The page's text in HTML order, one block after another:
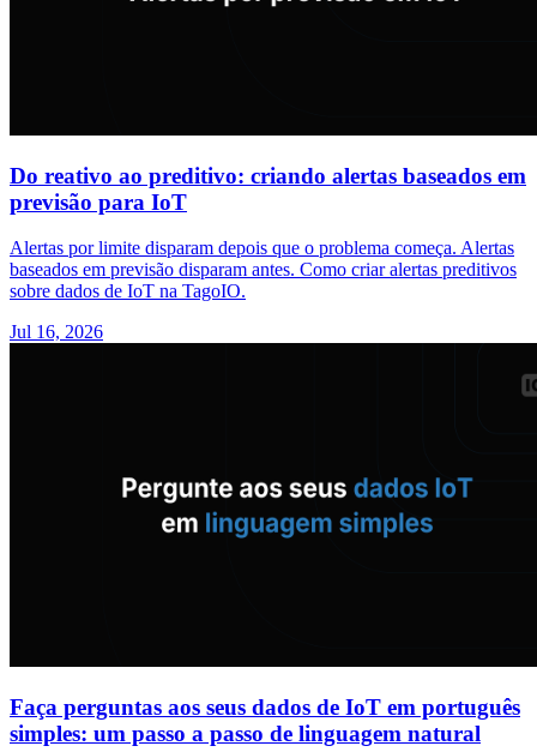
Do reativo ao preditivo: criando alertas baseados em
previsão para IoT
Alertas por limite disparam depois que o problema começa. Alertas
baseados em previsão disparam antes. Como criar alertas preditivos
sobre dados de IoT na TagoIO.
Jul 16, 2026
Faça perguntas aos seus dados de IoT em português
simples: um passo a passo de linguagem natural